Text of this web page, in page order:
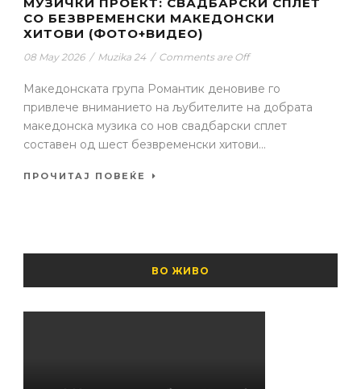
СО БЕЗВРЕМЕНСКИ МАКЕДОНСКИ
ХИТОВИ (ФОТО+ВИДЕО)
08 May 2026 / Muzika 24 / Comments are Off
Македонската група Романтик деновиве го
привлече вниманието на љубителите на добрата
македонска музика со нов свадбарски сплет
составен од шест безвременски хитови...
ПРОЧИТАЈ ПОВЕЌЕ
ВО ЖИВО